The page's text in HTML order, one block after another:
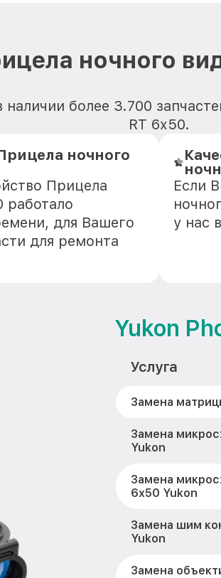
ночного
более 3.700
RT 6x50.
ночного
Прицела
работало
для Вашего
для ремонта
Если
у нас
Yukon
Услуга
Замена
Замена
Yukon
Замена
6x50 Yukon
Замена шим
Yukon
Замена